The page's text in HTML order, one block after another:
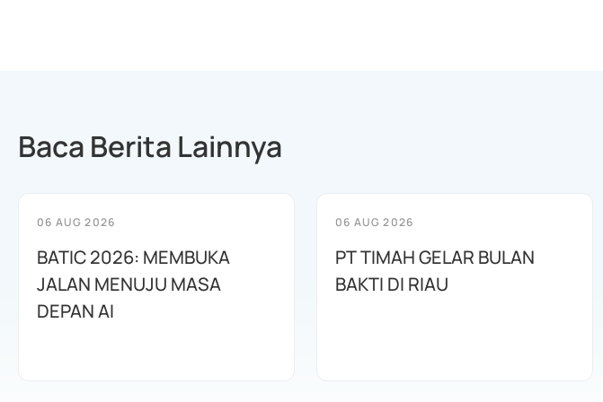
Baca Berita Lainnya
06 AUG 2026
BATIC 2026: MEMBUKA
JALAN MENUJU MASA
DEPAN AI
06 AUG 2026
PT TIMAH GELAR BULAN
BAKTI DI RIAU